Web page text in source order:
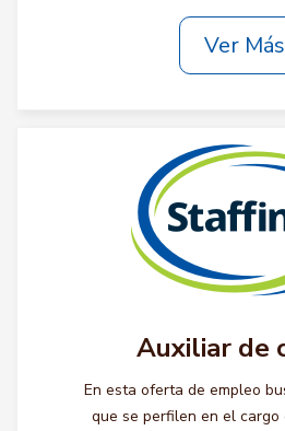
Ver Más
Auxiliar de
En esta oferta de empleo
que se perfilen en el cargo